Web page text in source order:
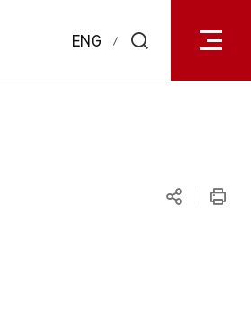
ENG
열기